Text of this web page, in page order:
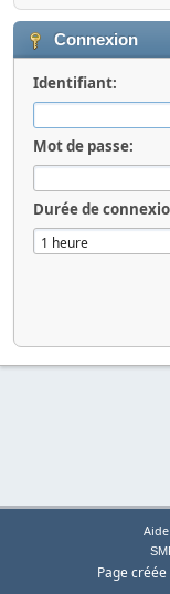
Connexion
Identifiant:
Mot de passe:
Durée de
Aide
Page